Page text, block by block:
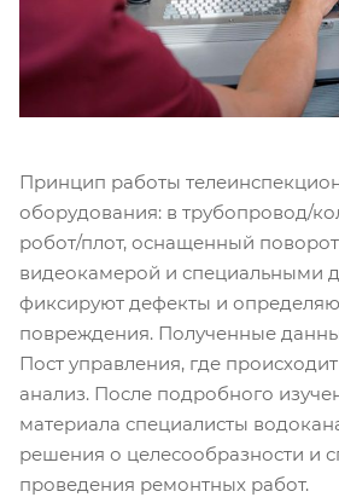
Принцип работы
оборудования: в трубопровод/
робот/плот, оснащенный
видеокамерой и специальными
фиксируют дефекты и
повреждения. Полученные
Пост управления, где
анализ. После подробного
материала специалисты
решения о целесообразности и
проведения ремонтных работ.